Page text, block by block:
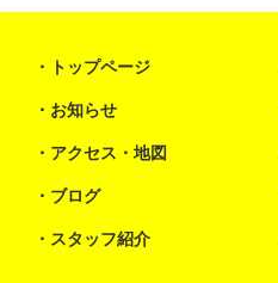
トップページ
お知らせ
アクセス・地図
ブログ
スタッフ紹介